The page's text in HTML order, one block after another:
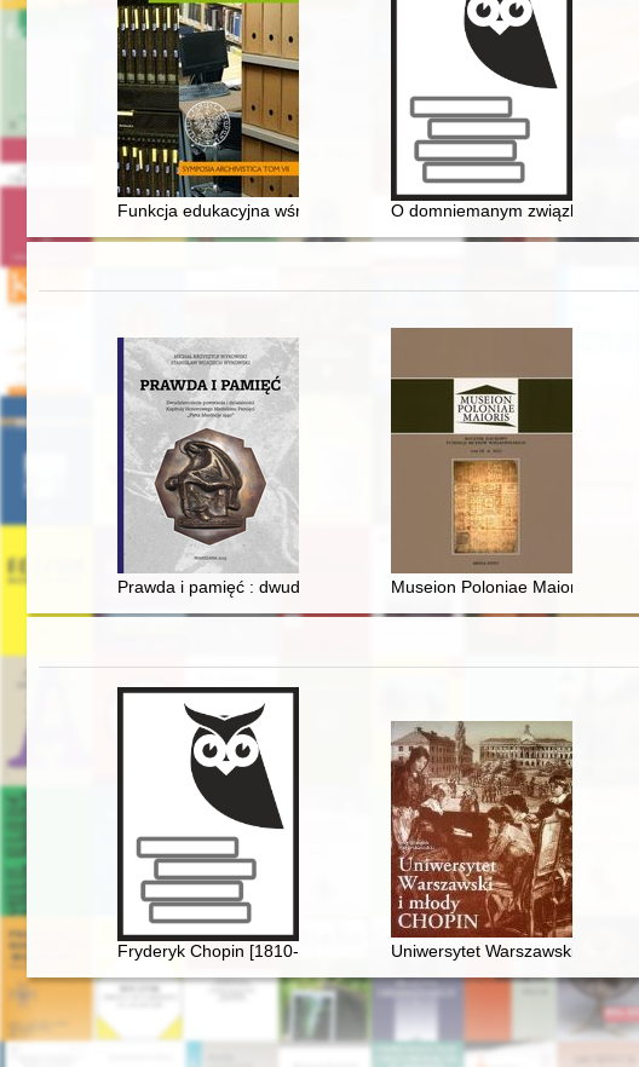
Funkcja edukacyjna wśród społecznych funkcji archiwów
O domniemanym związku
Prawda i pamięć : dwudziestolecie powstania i działalności
Museion Poloniae Maioris :
Fryderyk Chopin [1810-1849]. KorzenieUniwersytet Warszawski i